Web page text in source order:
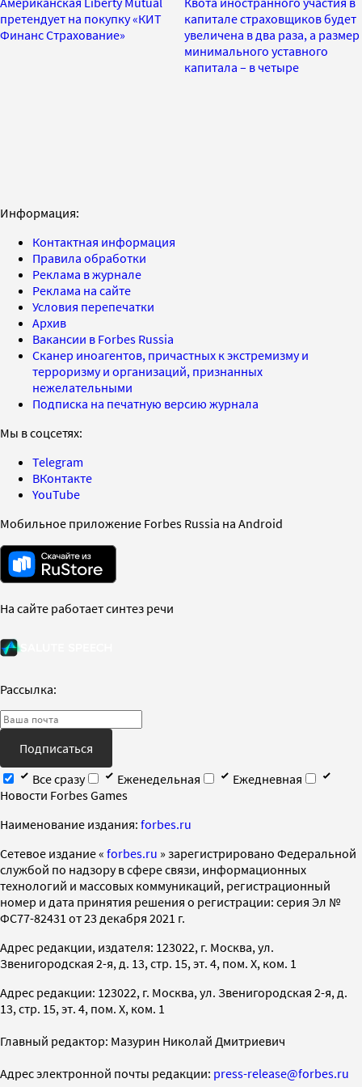
претендует на покупку «КИТ
Финанс Страхование»
капитале страховщиков будет
увеличена в два раза, а размер
минимального уставного
капитала – в четыре
Информация:
Контактная информация
Правила обработки
Реклама в журнале
Реклама на сайте
Условия перепечатки
Архив
Вакансии в Forbes Russia
Сканер иноагентов, причастных к экстремизму и
терроризму и организаций, признанных
нежелательными
Подписка на печатную версию журнала
Мы в соцсетях:
Telegram
ВКонтакте
YouTube
Мобильное приложение Forbes Russia на Android
На сайте работает синтез речи
Рассылка:
Подписаться
Все сразу
Еженедельная
Ежедневная
Новости Forbes Games
Наименование издания: forbes.ru
Cетевое издание « forbes.ru » зарегистрировано Федеральной
службой по надзору в сфере связи, информационных
технологий и массовых коммуникаций, регистрационный
номер и дата принятия решения о регистрации: серия Эл №
ФС77-82431 от 23 декабря 2021 г.
Адрес редакции, издателя: 123022, г. Москва, ул.
Звенигородская 2-я, д. 13, стр. 15, эт. 4, пом. X, ком. 1
Адрес редакции: 123022, г. Москва, ул. Звенигородская 2-я, д.
13, стр. 15, эт. 4, пом. X, ком. 1
Главный редактор: Мазурин Николай Дмитриевич
Адрес электронной почты редакции: press-release@forbes.ru